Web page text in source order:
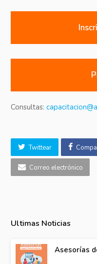
Consultas:
Twittear
Correo electrónico
Ultimas Noticias
Asesorías